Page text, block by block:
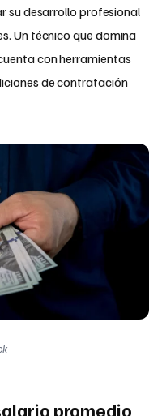
su desarrollo profesional
Un técnico que domina
con herramientas
de contratación
promedio